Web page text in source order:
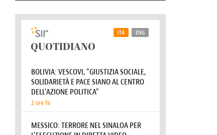
Il grazie dei giovani al Papa: "Oggi
ci sentiamo Chiesa"
Leone XIV: la rivoluzione del
Vangelo abbatte i muri che
06.08.2026
Fra Marco Vianelli: alla scuola di
san Francesco per imparare il
Vangelo della pace
resta alto il richiamo al disarmo
mondiale